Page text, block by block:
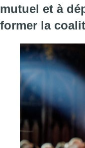
mutuel et à
former la